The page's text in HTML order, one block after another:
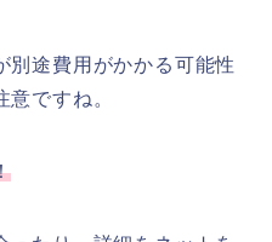
別途費用がかかる可能性
ですね。